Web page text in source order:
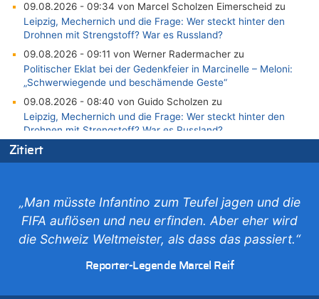
09.08.2026 - 09:34 von Marcel Scholzen Eimerscheid zu
Leipzig, Mechernich und die Frage: Wer steckt hinter den
Drohnen mit Strengstoff? War es Russland?
09.08.2026 - 09:11 von Werner Radermacher zu
Politischer Eklat bei der Gedenkfeier in Marcinelle – Meloni:
„Schwerwiegende und beschämende Geste“
09.08.2026 - 08:40 von Guido Scholzen zu
Leipzig, Mechernich und die Frage: Wer steckt hinter den
Drohnen mit Strengstoff? War es Russland?
09.08.2026 - 08:21 von Zuhörer zu
Aachen ab 11. August wieder Mekka des Pferdesports –
09.08.2026 - 07:40 von SoSo zu
Aachen ab 11. August wieder Mekka des Pferdesports –
Belgien setzt bei Reit-WM auf starke Springreiter
09.08.2026 - 07:00 von Zuhörer zu
Wasserstand des Rheins in NRW so niedrig wie noch nie
Leipzig, Mechernich und die Frage: Wer steckt hinter den
Zitiert
„Man müsste Infantino zum Teufel jagen und die
FIFA auflösen und neu erfinden. Aber eher wird
die Schweiz Weltmeister, als dass das passiert.“
Reporter-Legende Marcel Reif